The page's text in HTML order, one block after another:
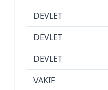
DEVLET
DEVLET
DEVLET
VAKIF